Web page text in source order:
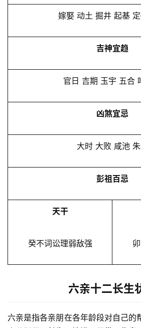
嫁娶 动土 掘井 起基
吉神宜趋
官日 吉期 玉宇 五合
凶煞宜忌
大时 大败 咸池
彭祖百忌
天干
癸不词讼理弱敌强
六亲十二长生
六亲是指各亲朋在各年龄段对自己的